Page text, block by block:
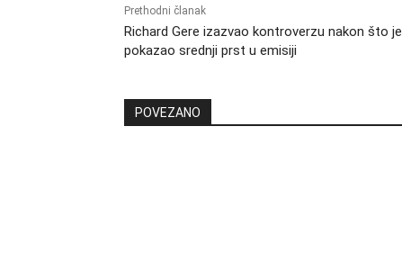
Prethodni članak
Richard Gere izazvao kontroverzu nakon što je
pokazao srednji prst u emisiji
POVEZANO